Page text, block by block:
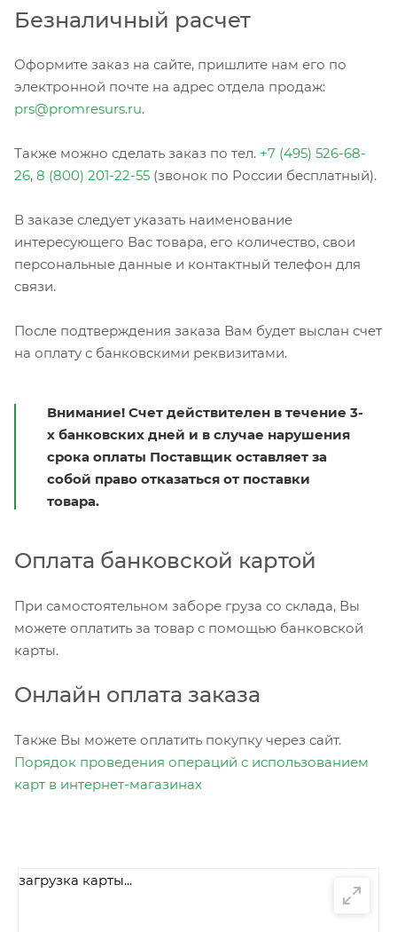
Безналичный расчет
Оформите заказ на сайте, пришлите нам его по
электронной почте на адрес отдела продаж:
prs@promresurs.ru.
Также можно сделать заказ по тел. +7 (495) 526-68-
26, 8 (800) 201-22-55 (звонок по России бесплатный).
В заказе следует указать наименование
интересующего Вас товара, его количество, свои
персональные данные и контактный телефон для
связи.
После подтверждения заказа Вам будет выслан счет
на оплату с банковскими реквизитами.
Внимание! Счет действителен в течение 3-
х банковских дней и в случае нарушения
срока оплаты Поставщик оставляет за
собой право отказаться от поставки
товара.
Оплата банковской картой
При самостоятельном заборе груза со склада, Вы
можете оплатить за товар с помощью банковской
карты.
Онлайн оплата заказа
Также Вы можете оплатить покупку через сайт.
Порядок проведения операций с использованием
карт в интернет-магазинах
загрузка карты...